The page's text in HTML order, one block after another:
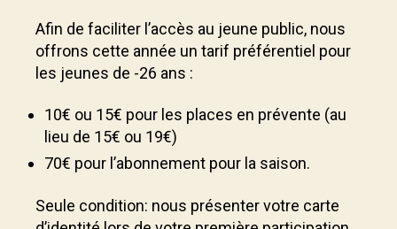
Afin de faciliter l’accès au jeune public, nous
offrons cette année un tarif préférentiel pour
les jeunes de -26 ans :
10€ ou 15€ pour les places en prévente (au
lieu de 15€ ou 19€)
70€ pour l’abonnement pour la saison.
Seule condition: nous présenter votre carte